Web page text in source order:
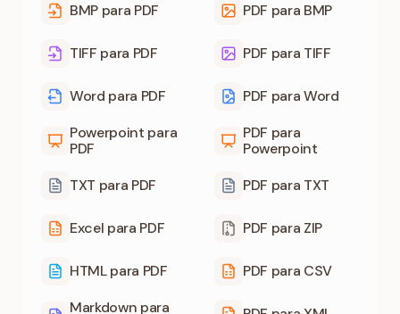
BMP para PDF
TIFF para PDF
Word para PDF
Powerpoint para
PDF
TXT para PDF
Excel para PDF
HTML para PDF
Markdown para
PDF para BMP
PDF para TIFF
PDF para Word
PDF para
Powerpoint
PDF para TXT
PDF para ZIP
PDF para CSV